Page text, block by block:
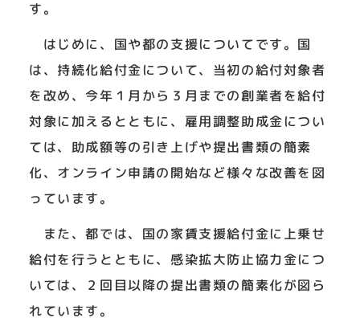
す。
はじめに、国や都の支援についてです。国
は、持続化給付金について、当初の給付対象者
を改め、今年１月から３月までの創業者を給付
対象に加えるとともに、雇用調整助成金につい
ては、助成額等の引き上げや提出書類の簡素
化、オンライン申請の開始など様々な改善を図
っています。
また、都では、国の家賃支援給付金に上乗せ
給付を行うとともに、感染拡大防止協力金につ
いては、２回目以降の提出書類の簡素化が図ら
れています。